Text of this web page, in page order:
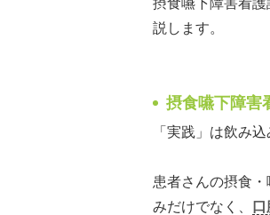
摂食嚥下障害看
説します。
摂食嚥下障害
「実践」は飲み
患者さんの摂食
みだけでなく、